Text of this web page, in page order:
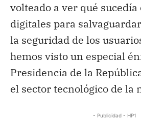
volteado a ver qué
digitales para
la seguridad de los
hemos visto un especial
Presidencia de la
el sector tecnológico de la
- Publicidad - HP1